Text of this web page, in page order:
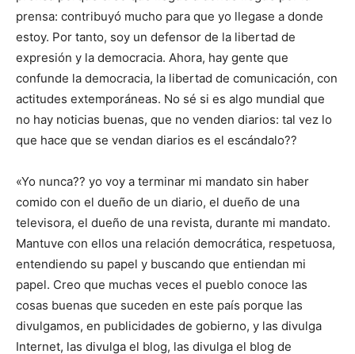
prensa: contribuyó mucho para que yo llegase a donde
estoy. Por tanto, soy un defensor de la libertad de
expresión y la democracia. Ahora, hay gente que
confunde la democracia, la libertad de comunicación, con
actitudes extemporáneas. No sé si es algo mundial que
no hay noticias buenas, que no venden diarios: tal vez lo
que hace que se vendan diarios es el escándalo??
«Yo nunca?? yo voy a terminar mi mandato sin haber
comido con el dueño de un diario, el dueño de una
televisora, el dueño de una revista, durante mi mandato.
Mantuve con ellos una relación democrática, respetuosa,
entendiendo su papel y buscando que entiendan mi
papel. Creo que muchas veces el pueblo conoce las
cosas buenas que suceden en este país porque las
divulgamos, en publicidades de gobierno, y las divulga
Internet, las divulga el blog, las divulga el blog de